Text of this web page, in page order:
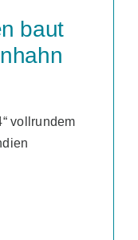
baut
vollrundem